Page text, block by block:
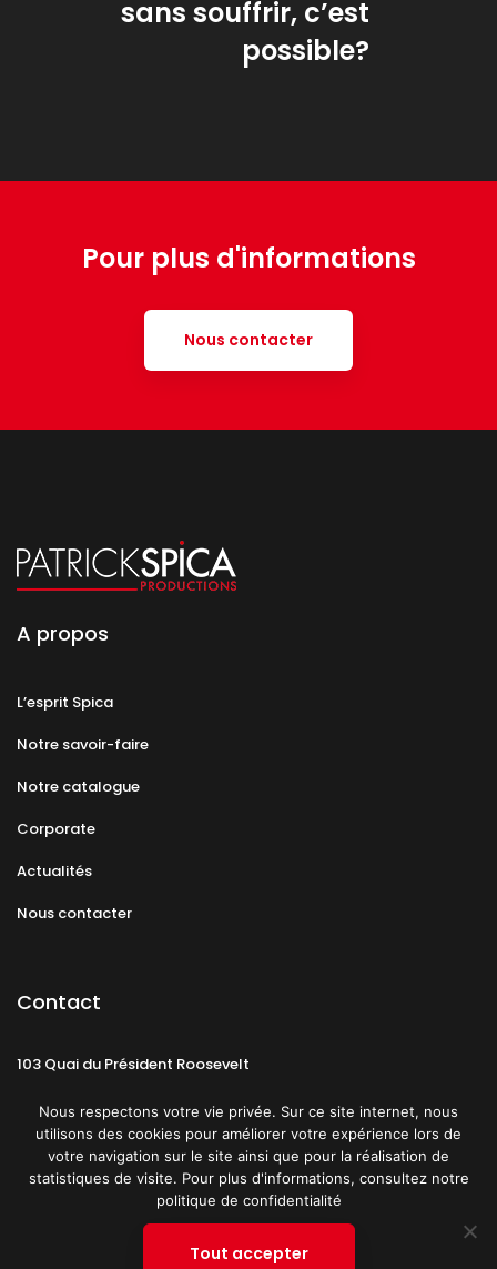
sans souffrir, c’est
possible?
Pour plus d'informations
Nous contacter
A propos
L’esprit Spica
Notre savoir-faire
Notre catalogue
Corporate
Actualités
Nous contacter
Contact
103 Quai du Président Roosevelt
CGU Politique de confidentialité
Nous respectons votre vie privée. Sur ce site internet, nous
utilisons des cookies pour améliorer votre expérience lors de
votre navigation sur le site ainsi que pour la réalisation de
statistiques de visite. Pour plus d'informations, consultez notre
politique de confidentialité
Tout accepter